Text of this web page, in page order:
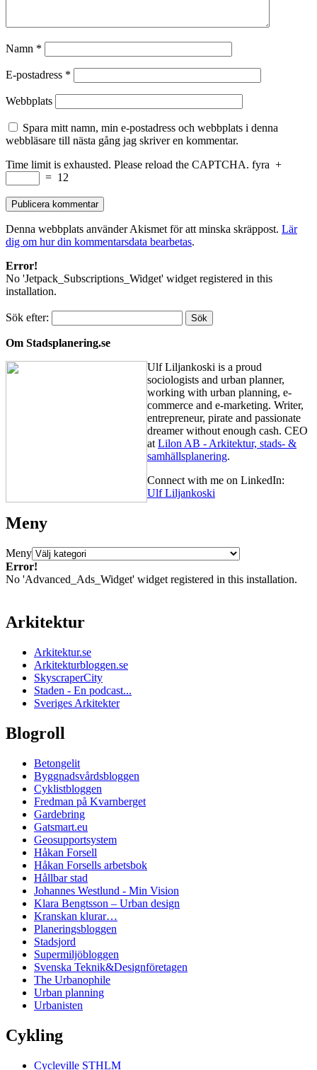
Namn *
E-postadress *
Webbplats
Spara mitt namn, min e-postadress och webbplats i denna
webbläsare till nästa gång jag skriver en kommentar.
Time limit is exhausted. Please reload the CAPTCHA. fyra +
= 12
Denna webbplats använder Akismet för att minska skräppost. Lär
dig om hur din kommentarsdata bearbetas.
Error!
No 'Jetpack_Subscriptions_Widget' widget registered in this
installation.
Sök efter:
Om Stadsplanering.se
Ulf Liljankoski is a proud
sociologists and urban planner,
working with urban planning, e-
commerce and e-marketing. Writer,
entrepreneur, pirate and passionate
dreamer without enough cash. CEO
at Lilon AB - Arkitektur, stads- &
samhällsplanering.
Connect with me on LinkedIn:
Ulf Liljankoski
Meny
Meny
Error!
No 'Advanced_Ads_Widget' widget registered in this installation.
Arkitektur
Arkitektur.se
Arkitekturbloggen.se
SkyscraperCity
Staden - En podcast...
Sveriges Arkitekter
Blogroll
Betongelit
Byggnadsvårdsbloggen
Cyklistbloggen
Fredman på Kvarnberget
Gardebring
Gatsmart.eu
Geosupportsystem
Håkan Forsell
Håkan Forsells arbetsbok
Hållbar stad
Johannes Westlund - Min Vision
Klara Bengtsson – Urban design
Kranskan klurar…
Planeringsbloggen
Stadsjord
Supermiljöbloggen
Svenska Teknik&Designföretagen
The Urbanophile
Urban planning
Urbanisten
Cykling
Cycleville STHLM